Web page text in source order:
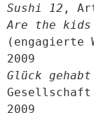
Sushi 12
Are the
(engagierte
Glück